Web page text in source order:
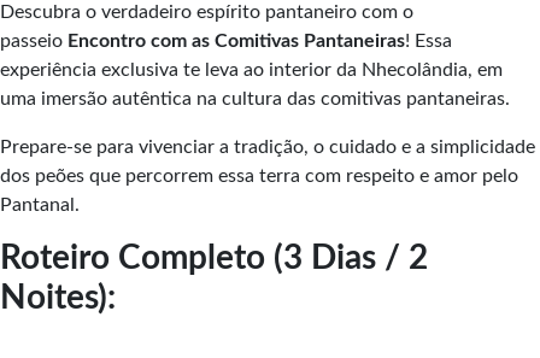
Descubra o verdadeiro espírito pantaneiro com o
passeio Encontro com as Comitivas Pantaneiras! Essa
experiência exclusiva te leva ao interior da Nhecolândia, em
uma imersão autêntica na cultura das comitivas pantaneiras.
Prepare-se para vivenciar a tradição, o cuidado e a simplicidade
dos peões que percorrem essa terra com respeito e amor pelo
Pantanal.
Roteiro Completo (3 Dias / 2
Noites):